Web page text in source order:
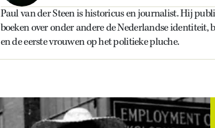
Paul van der Steen is historicus en journalist. Hij
boeken over onder andere de Nederlandse identiteit,
en de eerste vrouwen op het politieke pluche.